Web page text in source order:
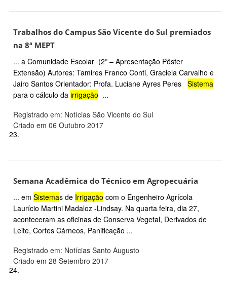
Trabalhos do Campus São Vicente do Sul premiados
na 8ª MEPT
... a Comunidade Escolar (2º – Apresentação Pôster
Extensão) Autores: Tamires Franco Conti, Graciela Carvalho e
Jairo Santos Orientador: Profa. Luciane Ayres Peres Sistema
para o cálculo da irrigação ...
Registrado em: Notícias São Vicente do Sul
Criado em 06 Outubro 2017
23.
Semana Acadêmica do Técnico em Agropecuária
... em Sistemas de Irrigação com o Engenheiro Agrícola
Laurício Martini Madaloz -Lindsay. Na quarta feira, dia 27,
aconteceram as oficinas de Conserva Vegetal, Derivados de
Leite, Cortes Cárneos, Panificação ...
Registrado em: Notícias Santo Augusto
Criado em 28 Setembro 2017
24.